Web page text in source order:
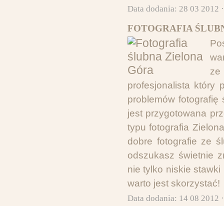
Data dodania: 28 03 2012
FOTOGRAFIA
profesjonalista który
problemów
jest przygotowana
typu fotografia
dobre fotografie ze
odszukasz świetnie
nie tylko niskie
warto jest skorzystać!
Data dodania: 14 08 2012